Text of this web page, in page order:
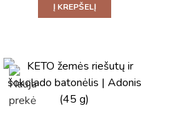
Į KREPŠELĮ